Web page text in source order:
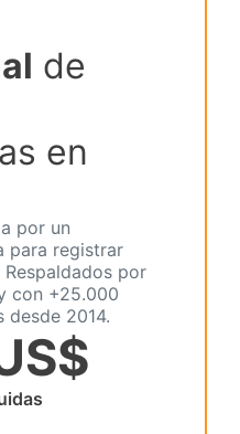
de
en
por un
para registrar
por
con +25.000
desde 2014.